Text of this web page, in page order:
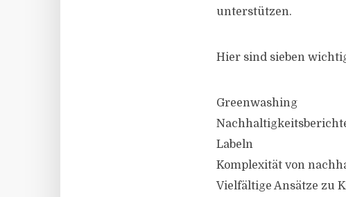
unterstützen.
Hier sind sieben
Greenwashing
Labeln
Komplexität von
Vielfältige Ansätze zu